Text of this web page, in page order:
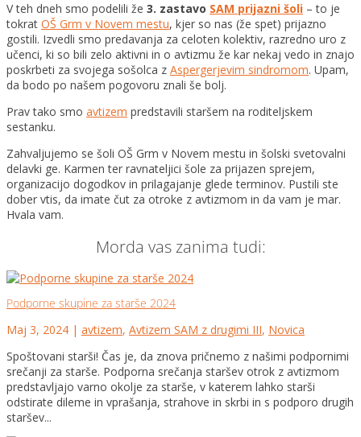
V teh dneh smo podelili že 3. zastavo SAM prijazni šoli – to je
tokrat OŠ Grm v Novem mestu, kjer so nas (že spet) prijazno
gostili. Izvedli smo predavanja za celoten kolektiv, razredno uro z
učenci, ki so bili zelo aktivni in o avtizmu že kar nekaj vedo in znajo
poskrbeti za svojega sošolca z Aspergerjevim sindromom. Upam,
da bodo po našem pogovoru znali še bolj.
Prav tako smo avtizem predstavili staršem na roditeljskem
sestanku.
Zahvaljujemo se šoli OŠ Grm v Novem mestu in šolski svetovalni
delavki ge. Karmen ter ravnateljici šole za prijazen sprejem,
organizacijo dogodkov in prilagajanje glede terminov. Pustili ste
dober vtis, da imate čut za otroke z avtizmom in da vam je mar.
Hvala vam.
Morda vas zanima tudi:
Podporne skupine za starše 2024
Maj 3, 2024 | avtizem, Avtizem SAM z drugimi III, Novica
Spoštovani starši! Čas je, da znova pričnemo z našimi podpornimi
srečanji za starše. Podporna srečanja staršev otrok z avtizmom
predstavljajo varno okolje za starše, v katerem lahko starši
odstirate dileme in vprašanja, strahove in skrbi in s podporo drugih
staršev...